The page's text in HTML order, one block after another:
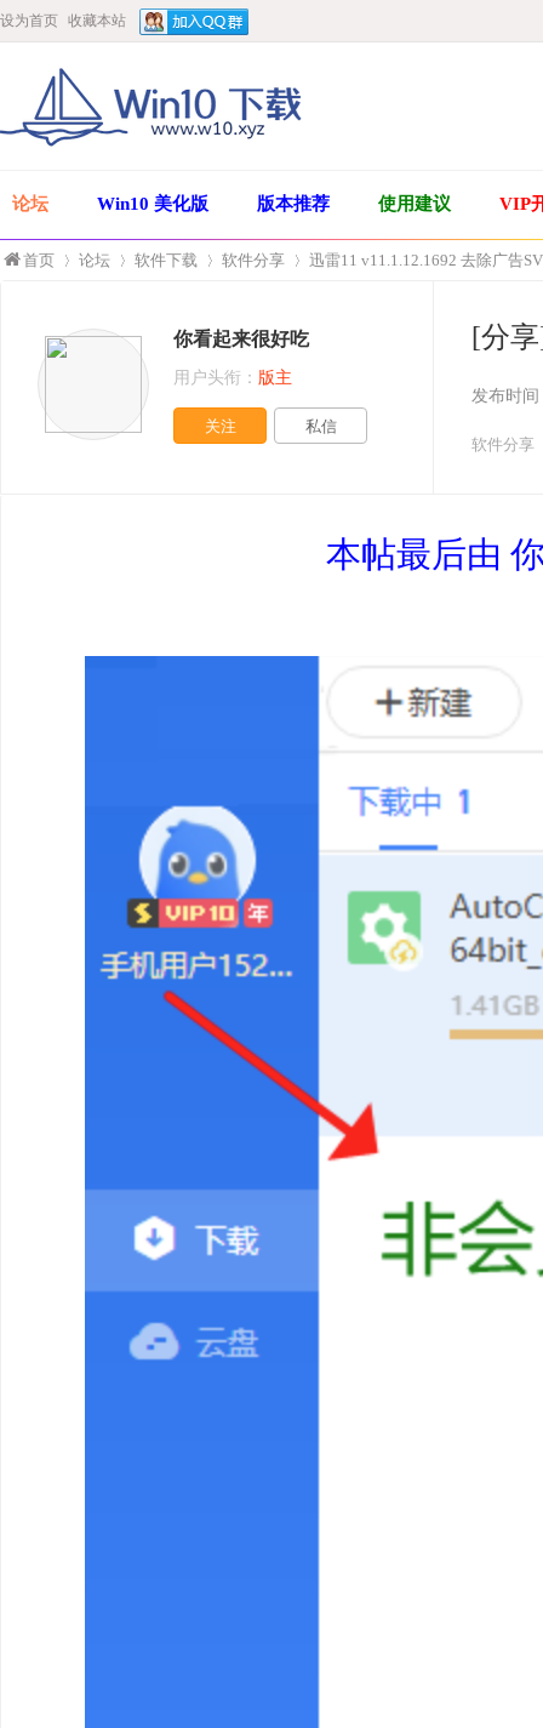
设为首页 收藏本站
论坛 Win10 美化版 版本推荐 使用建议 VIP
首页
»
论坛 软件下载 软件分享 迅雷11 v11.1.12.1692 去除广告
[分
发布时间
软件分享
你看起来很好吃
用户头衔： 版主
关注 私信
本帖最后由